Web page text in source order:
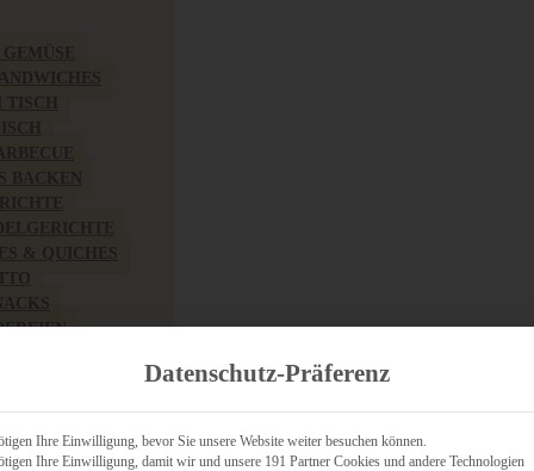
Datenschutz-Präferenz
Ihre Einwilligung, bevor Sie unsere Website weiter besuchen können.
Ihre Einwilligung, damit wir und unsere 191 Partner Cookies und andere Technologien